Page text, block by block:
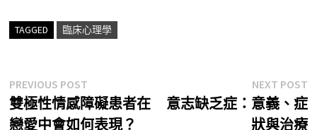
TAGGED 臨床心理學
文
章
PREVIOUS POSTPrevious
post:
雙極性情感障礙患者在
戀愛中會如何表現？
NEXT POST
意志缺乏症：意義、症
狀與治療